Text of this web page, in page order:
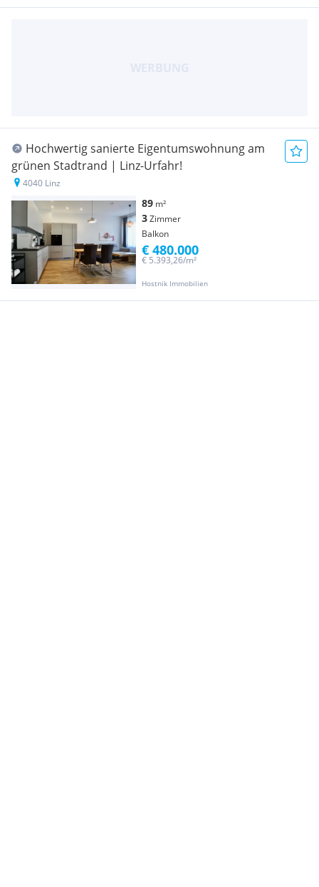
Hochwertig sanierte Eigentumswohnung am
grünen Stadtrand | Linz-Urfahr!
4040 Linz
89 m²
3Zimmer
Balkon
Hostnik Immobilien
€ 5.393,26/m²
€ 480.000